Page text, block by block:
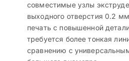
совместимые узлы
выходного отверстия 0.2
печать с повышенной
требуется более тонкая
сравнению с